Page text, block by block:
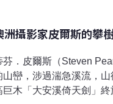
攝影家皮爾斯的攀
．皮爾斯（Steven
山巒，涉過湍急溪流，
木「大安溪倚天劍」